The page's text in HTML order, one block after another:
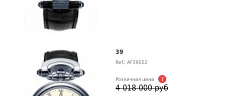
39
Ref.: AF39002
Розничная цена ?
4 018 000 руб